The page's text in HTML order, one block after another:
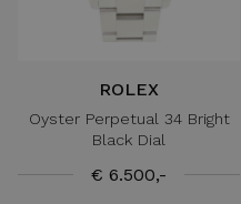
ROLEX
Oyster Perpetual 34 Bright
Black Dial
€ 6.500,-